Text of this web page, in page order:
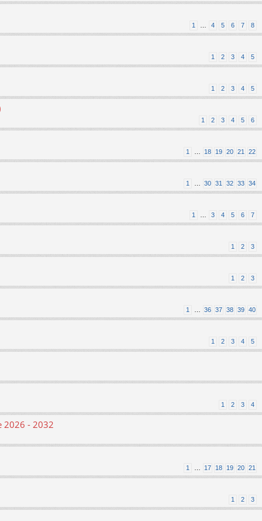
1 4 5 6 7 8
1 2 3 4 5
1 2 3 4 5
1 2 3 4 5 6
1 18 19 20 21 22
1 30 31 32 33 34
1 3 4 5 6 7
1 2 3
1 2 3
1 36 37 38 39 40
1 2 3 4 5
1 2 3 4
2026 - 2032
1 17 18 19 20 21
1 2 3